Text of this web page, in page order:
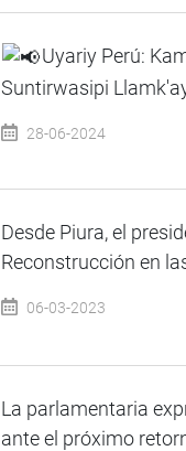
Uyariy Perú:
Suntirwasipi
28-06-2024
Desde Piura, el
Reconstrucción en
06-03-2023
La parlamentaria
ante el próximo